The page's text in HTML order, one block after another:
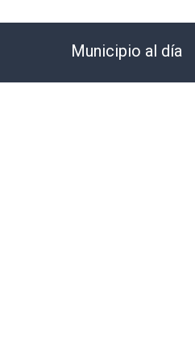
Municipio al día